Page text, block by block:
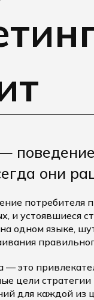
они
потребителя
и устоявшиеся
одном языке,
— это
цели
для каждой из